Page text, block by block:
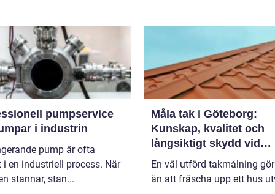
pumpservice
i industrin
pump är ofta
i en industriell process. När
stannar, stan...
Måla tak i Göteborg:
Kunskap, kvalitet och
långsiktigt skydd vid
takmålning i Göteborg
En väl utförd takmålning
än att fräscha upp ett hus